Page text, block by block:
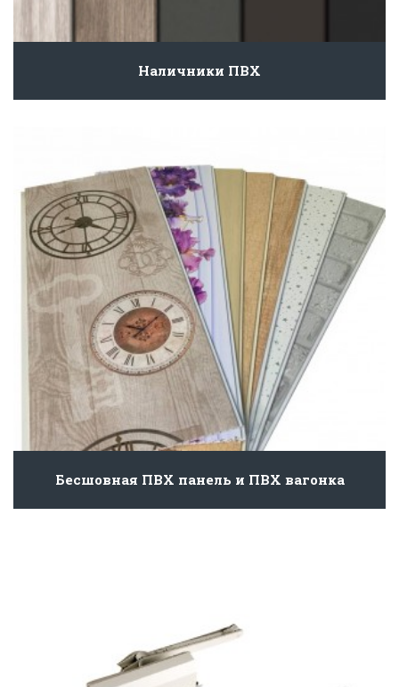
Наличники ПВХ
Бесшовная ПВХ панель и ПВХ вагонка